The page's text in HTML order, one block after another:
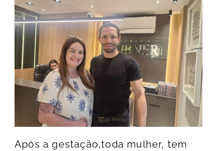
Após a gestação,toda mulher, tem